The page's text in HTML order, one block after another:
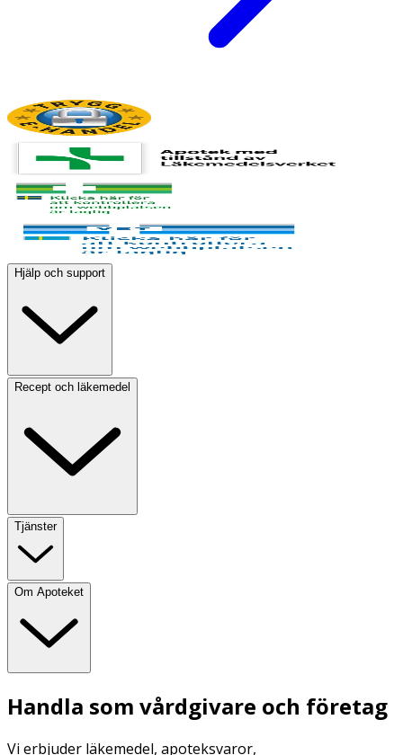
Hjälp och support
Recept och läkemedel
Tjänster
Om Apoteket
Handla som vårdgivare och företag
Vi erbjuder läkemedel, apoteksvaror,